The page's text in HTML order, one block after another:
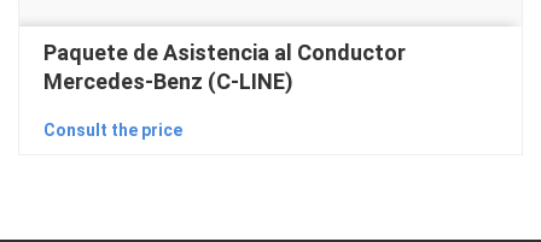
Paquete de Asistencia al Conductor
Mercedes-Benz (C-LINE)
Consult the price